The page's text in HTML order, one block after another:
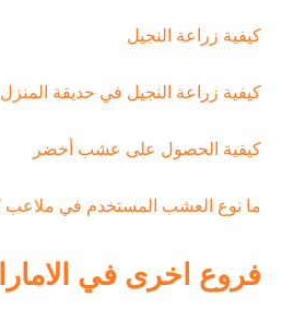
كيفية زراعة النجيل
كيفية زراعة النجيل في حديقة
كيفية الحصول على عشب أخضر
ما نوع العشب المستخدم في ملاعب
فروع اخرى في